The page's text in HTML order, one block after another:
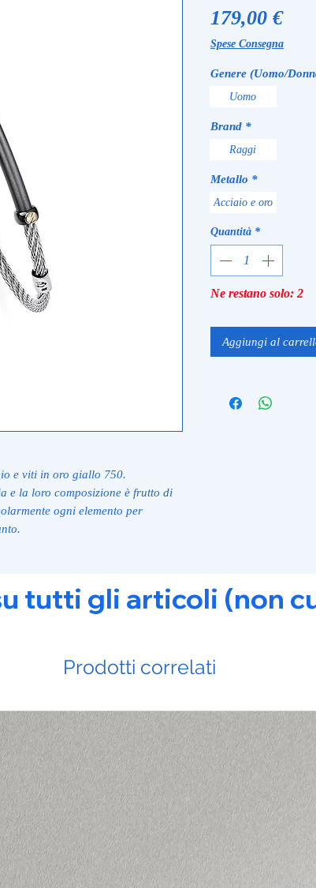
e viti in oro giallo 750.
e la loro composizione è frutto di
ogni elemento per
179,00 €
Spese Consegna
Genere (Uomo/
Uomo
Brand *
Raggi
Metallo *
Acciaio e oro
Quantità *
Ne restano solo: 2
Aggiungi al
tutti gli articoli (non
Prodotti correlati